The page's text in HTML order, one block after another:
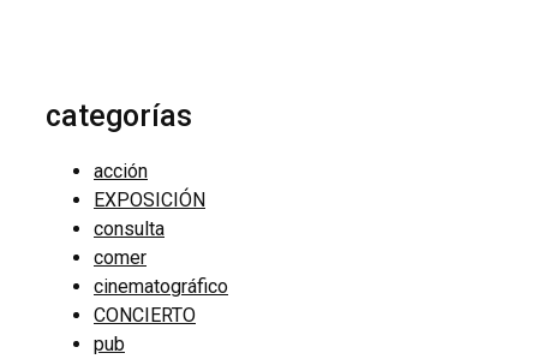
categorías
acción
EXPOSICIÓN
consulta
comer
cinematográfico
CONCIERTO
pub